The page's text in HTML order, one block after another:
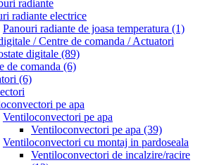
radiante
radiante electrice
Panouri radiante de joasa temperatura (1)
/ Centre de comanda / Actuatori
digitale (89)
de comanda (6)
(6)
pe apa
Ventiloconvectori pe apa
Ventiloconvectori pe apa (39)
Ventiloconvectori cu montaj in pardoseala
Ventiloconvectori de incalzire/racire